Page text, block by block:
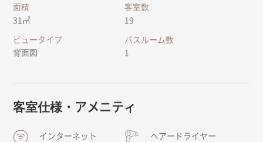
面積
31㎡
客室数
19
ビュータイプ
背面図
バスルーム数
1
客室仕様・アメニティ
インターネット ヘアードライヤー